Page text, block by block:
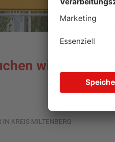
wieder
KREIS MILTENBERG